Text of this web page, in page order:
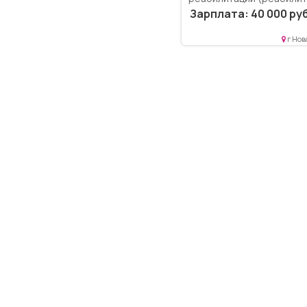
Образование: Высшее
образование —
Комплексное
социальной...
Зарплата: 40 000
г